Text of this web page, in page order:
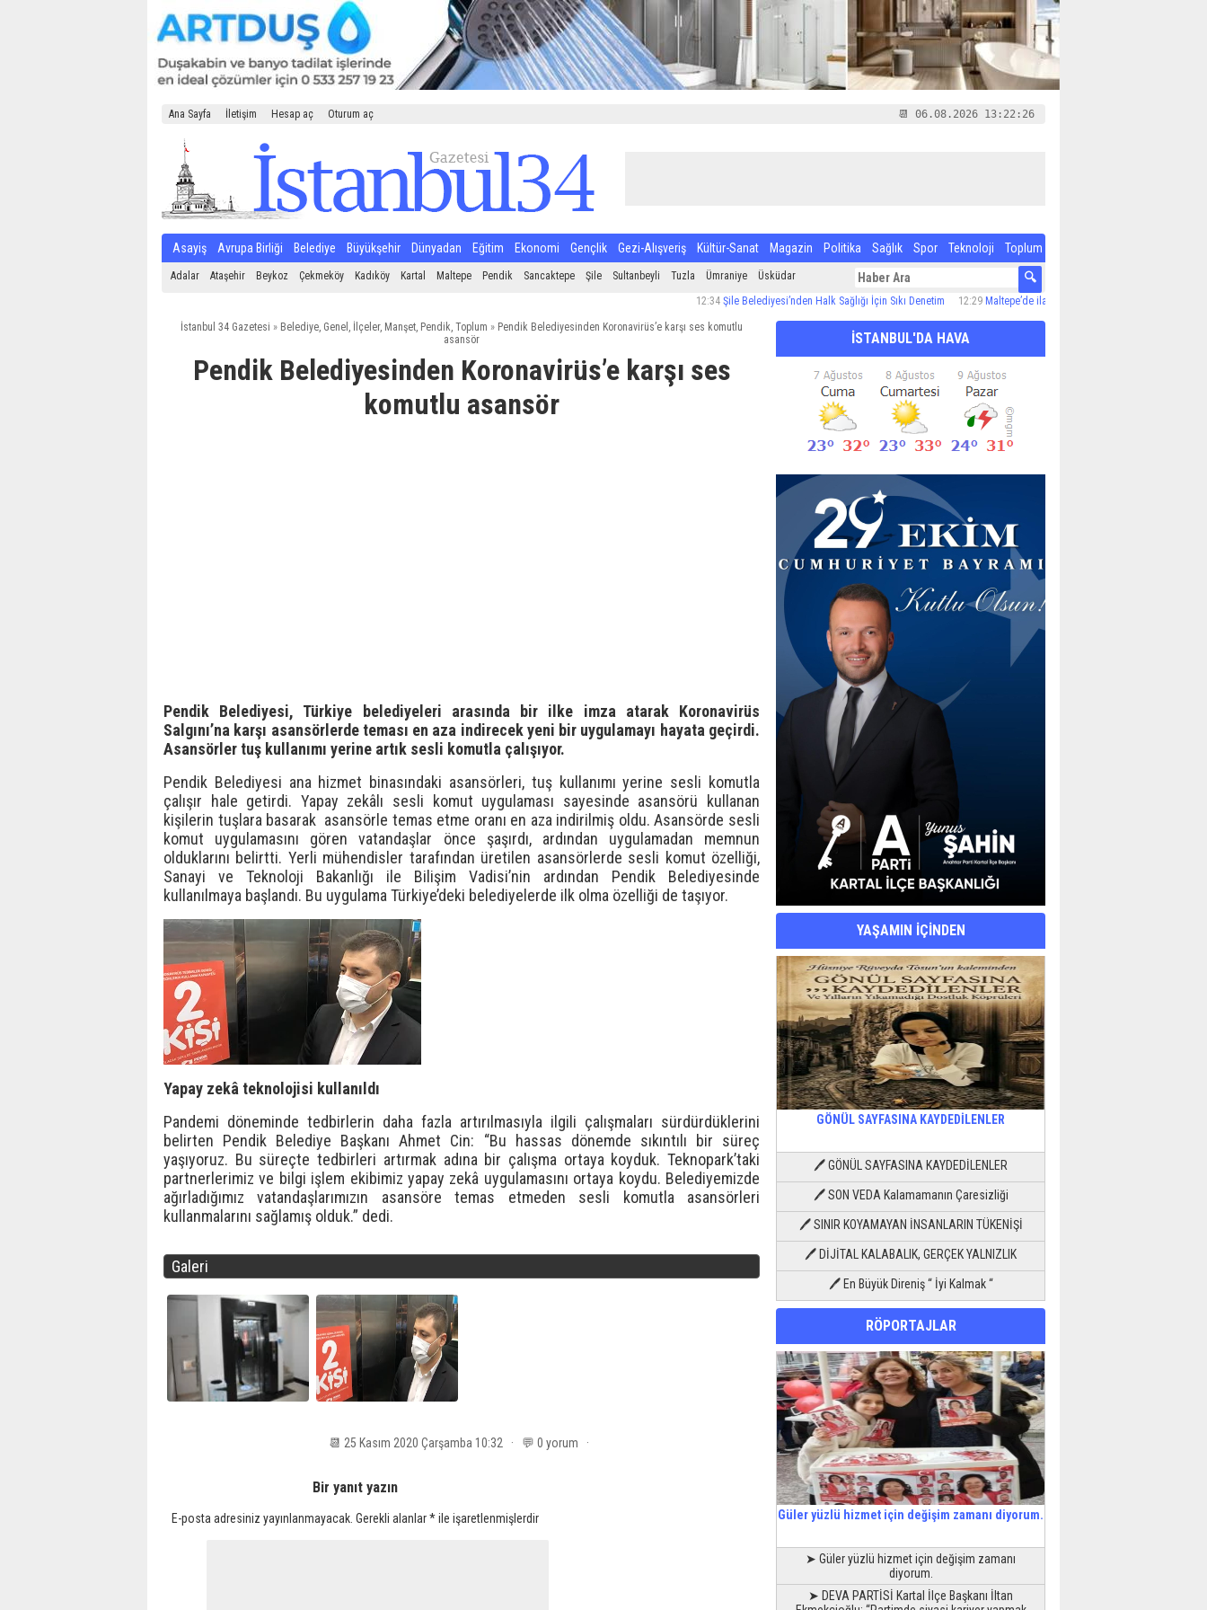
Ana Sayfa İletişim Hesap aç Oturum aç 📆 06.08.2026 13:22:27
Asayiş Avrupa Birliği Belediye Büyükşehir Dünyadan Eğitim Ekonomi Gençlik Gezi-Alışveriş Kültür-Sanat Magazin Politika Sağlık Spor Teknoloji Toplum
Adalar Ataşehir Beykoz Çekmeköy Kadıköy Kartal Maltepe Pendik Sancaktepe Şile Sultanbeyli Tuzla Ümraniye
Üsküdar
Şile Belediyesi’nden Halk Sağlığı İçin Sıkı Denetim 12:29 Maltepe’de ilaçlama çalışmaları sürüyor
İstanbul 34 Gazetesi » Belediye, Genel , İlçeler, Manşet, Pendik, Toplum » Pendik Belediyesinden Koronavirüs’e karşı ses komutlu
asansör
Pendik Belediyesinden Koronavirüs’e karşı ses
komutlu asansör
Pendik Belediyesi, Türkiye belediyeleri arasında bir ilke imza atarak Koronavirüs
Salgını’na karşı asansörlerde teması en aza indirecek yeni bir uygulamayı hayata geçirdi.
Asansörler tuş kullanımı yerine artık sesli komutla çalışıyor.
Pendik Belediyesi ana hizmet binasındaki asansörleri, tuş kullanımı yerine sesli komutla
çalışır hale getirdi. Yapay zekâlı sesli komut uygulaması sayesinde asansörü kullanan
kişilerin tuşlara basarak asansörle temas etme oranı en aza indirilmiş oldu. Asansörde sesli
komut uygulamasını gören vatandaşlar önce şaşırdı, ardından uygulamadan memnun
olduklarını belirtti. Yerli mühendisler tarafından üretilen asansörlerde sesli komut özelliği,
Sanayi ve Teknoloji Bakanlığı ile Bilişim Vadisi’nin ardından Pendik Belediyesinde
kullanılmaya başlandı. Bu uygulama Türkiye’deki belediyelerde ilk olma özelliği de taşıyor.
Yapay zekâ teknolojisi kullanıldı
Pandemi döneminde tedbirlerin daha fazla artırılmasıyla ilgili çalışmaları sürdürdüklerini
belirten Pendik Belediye Başkanı Ahmet Cin: “Bu hassas dönemde sıkıntılı bir süreç
yaşıyoruz. Bu süreçte tedbirleri artırmak adına bir çalışma ortaya koyduk. Teknopark’taki
partnerlerimiz ve bilgi işlem ekibimiz yapay zekâ uygulamasını ortaya koydu. Belediyemizde
ağırladığımız vatandaşlarımızın asansöre temas etmeden sesli komutla asansörleri
kullanmalarını sağlamış olduk.” dedi.
Galeri
📆 25 Kasım 2020 Çarşamba 10:32 · 💬 0 yorum ·
Bir yanıt yazın
E-posta adresiniz yayınlanmayacak. Gerekli alanlar*ile işaretlenmişlerdir
İSTANBUL'DA HAVA
YAŞAMIN İÇİNDEN
GÖNÜL SAYFASINA KAYDEDİLENLER
🖊 GÖNÜL SAYFASINA KAYDEDİLENLER
🖊 SON VEDA Kalamamanın Çaresizliği
🖊 SINIR KOYAMAYAN İNSANLARIN TÜKENİŞİ
🖊 DİJİTAL KALABALIK, GERÇEK YALNIZLIK
🖊 En Büyük Direniş “ İyi Kalmak “
RÖPORTAJLAR
Güler yüzlü hizmet için değişim zamanı diyorum.
➤ Güler yüzlü hizmet için değişim zamanı
diyorum.
➤ DEVA PARTİSİ Kartal İlçe Başkanı İltan